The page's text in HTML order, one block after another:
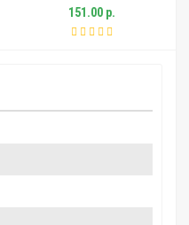
151.00 р.